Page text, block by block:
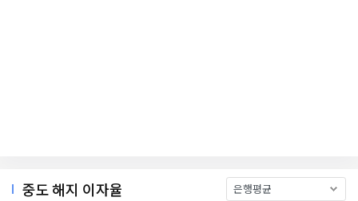
중도 해지 이자율